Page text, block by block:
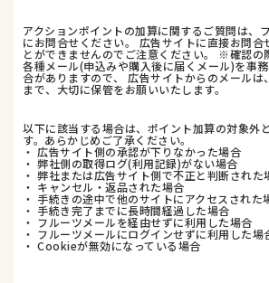
アクションポイントの加算に関するご質問は、
にお問合せください。 広告サイトに直接お問合
とができませんのでご注意ください。 ※確認の
各種メール(申込みや購入後に届くメール)を事
合がありますので、 広告サイトからのメールは
まで、大切に保管をお願いいたします。
以下に該当する場合は、ポイント加算の対象外
す。あらかじめご了承ください。
・ 広告サイト側の承認が下りなかった場合
・ 弊社側の取得ログ(利用記録)がない場合
・ 弊社または広告サイト側で不正と判断された
・ キャンセル・返品された場合
・ 手続きの途中で他のサイトにアクセスされた
・ 手続き完了までに長時間経過した場合
・ フルーツメールを経由せずに利用した場合
・ フルーツメールにログインせずに利用した場
・ Cookieが無効になっている場合